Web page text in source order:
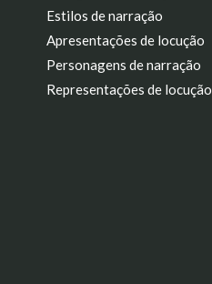
Estilos de narração
Apresentações de locução
Personagens de narração
Representações de locução